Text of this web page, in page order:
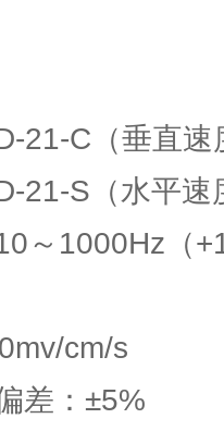
C（垂直速
水平速度
1000Hz（
cm/s
：±5%